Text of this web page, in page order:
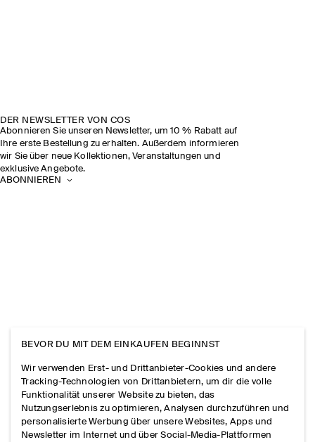
DER NEWSLETTER VON COS
Abonnieren Sie unseren Newsletter, um 10 % Rabatt auf
Ihre erste Bestellung zu erhalten. Außerdem informieren
wir Sie über neue Kollektionen, Veranstaltungen und
exklusive Angebote.
ABONNIEREN
BEVOR DU MIT DEM EINKAUFEN BEGINNST
Wir verwenden Erst- und Drittanbieter-Cookies und andere
Tracking-Technologien von Drittanbietern, um dir die volle
Funktionalität unserer Website zu bieten, das
Nutzungserlebnis zu optimieren, Analysen durchzuführen und
personalisierte Werbung über unsere Websites, Apps und
Newsletter im Internet und über Social-Media-Plattformen